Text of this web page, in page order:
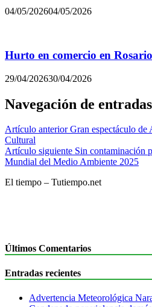
04/05/202604/05/2026
Hurto en comercio en Rosario
29/04/202630/04/2026
Navegación de entradas
Artículo anterior Gran espectáculo de
Cultural
Artículo siguiente Sin contaminación
Mundial del Medio Ambiente 2025
El tiempo – Tutiempo.net
Últimos Comentarios
Entradas recientes
Advertencia Meteorológica